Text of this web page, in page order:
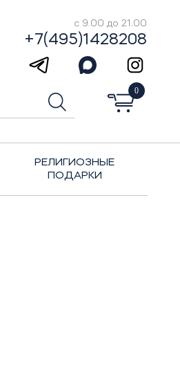
с 9.00 до 21.00
+7(495)1428208
0
РЕЛИГИОЗНЫЕ
ПОДАРКИ